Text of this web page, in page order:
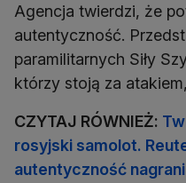
Agencja twierdzi, że
autentyczność.
paramilitarnych Siły
którzy stoją za
CZYTAJ RÓWNIEŻ:
rosyjski samolot.
autentyczność